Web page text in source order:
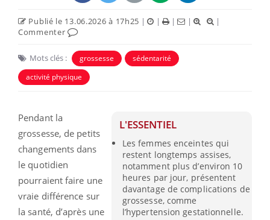
Publié le 13.06.2026 à 17h25 | | | |
|
Commenter
Mots clés : grossesse
sédentarité
activité physique
L'ESSENTIEL
Les femmes enceintes qui
restent longtemps assises,
notamment plus d’environ 10
heures par jour, présentent
davantage de complications de
grossesse, comme
l’hypertension gestationnelle.
Pendant la
grossesse, de petits
changements dans
le quotidien
pourraient faire une
vraie différence sur
la santé, d’après une